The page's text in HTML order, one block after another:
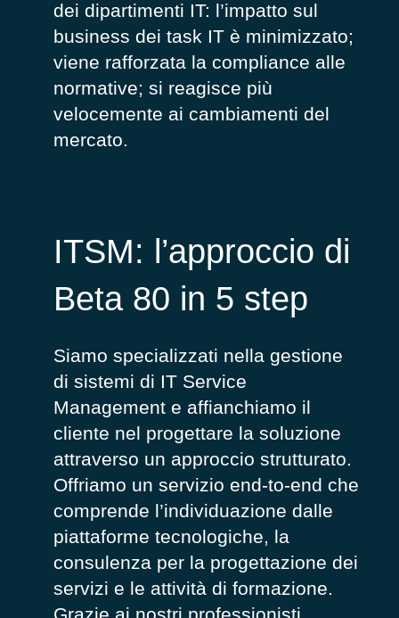
dei dipartimenti IT: l’impatto sul
business dei task IT è minimizzato;
viene rafforzata la compliance alle
normative; si reagisce più
velocemente ai cambiamenti del
mercato.
ITSM: l’approccio di
Beta 80 in 5 step
Siamo specializzati nella gestione
di sistemi di IT Service
Management e affianchiamo il
cliente nel progettare la soluzione
attraverso un approccio strutturato.
Offriamo un servizio end-to-end che
comprende l’individuazione dalle
piattaforme tecnologiche, la
consulenza per la progettazione dei
servizi e le attività di formazione.